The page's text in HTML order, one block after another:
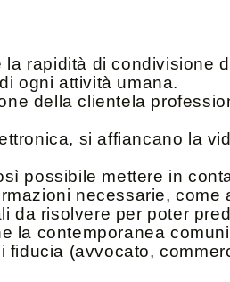
la rapidità di condivisione
ogni attività umana.
della clientela
si affiancano la
possibile mettere in
necessarie, come
da risolvere per poter
la contemporanea
fiducia (avvocato,